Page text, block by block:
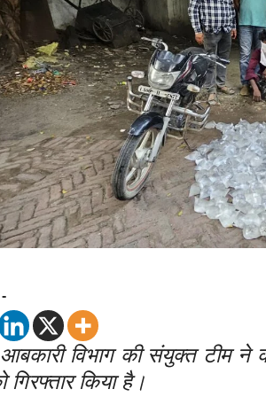
आबकारी विभाग की संयुक्त टीम ने
गिरफ्तार किया है।